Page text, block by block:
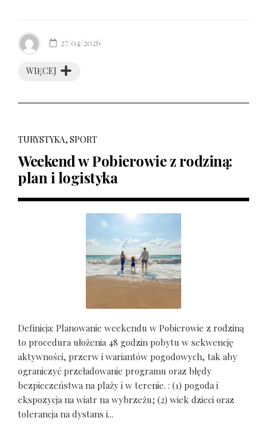
WIĘCEJ
27/04/2026
TURYSTYKA, SPORT
Weekend w Pobierowie z rodziną:
plan i logistyka
Definicja: Planowanie weekendu w Pobierowie z rodziną
to procedura ułożenia 48 godzin pobytu w sekwencję
aktywności, przerw i wariantów pogodowych, tak aby
ograniczyć przeładowanie programu oraz błędy
bezpieczeństwa na plaży i w terenie. : (1) pogoda i
ekspozycja na wiatr na wybrzeżu; (2) wiek dzieci oraz
tolerancja na dystans i...